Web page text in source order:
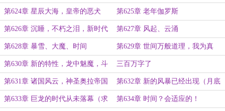
牙！
第624章 星辰大海，皇帝的恶犬 第625章 老年伽罗斯
第626章 沉睡，不朽之泪，新时代 第627章 风起、云涌
第628章 暴雪、大魔、时间 第629章 世间万般道理，我为真
理！（高潮章，求月票）
第630章 新的特性，龙中魅魔，斗
战之龙
三百万字了
第631章 诸国风云，神圣奥拉帝国
（月末求票）
第632章 新的风暴已经出现（月底
了，求月票）
第633章 巨龙的时代从未落幕（求 第634章 时间？会适应的！